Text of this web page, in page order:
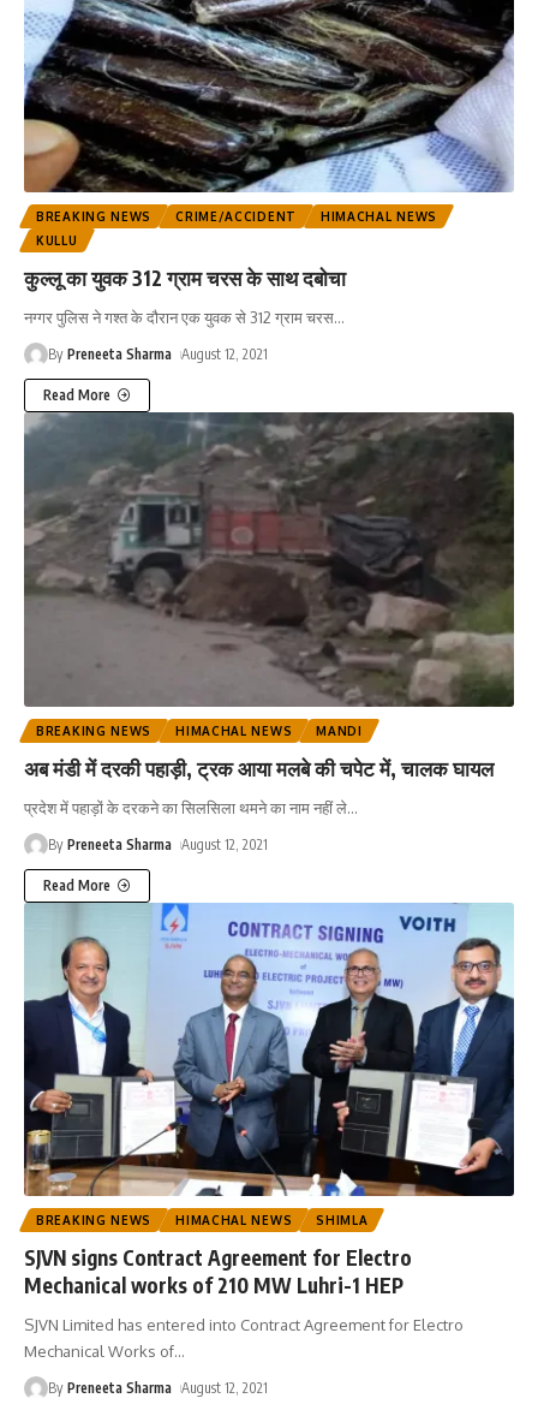
BREAKING NEWS CRIME/ACCIDENT
HIMACHAL NEWS
KULLU
कुल्लू का युवक 312 ग्राम चरस के साथ दबाेचा
नग्गर पुलिस ने गश्त के दाैरान एक युवक से 312 ग्राम चरस…
By Preneeta Sharma August 12, 2021
Read More
BREAKING NEWS HIMACHAL NEWS MANDI
अब मंडी में दरकी पहाड़ी, ट्रक आया मलबे की चपेट में, चालक घायल
प्रदेश में पहाड़ों के दरकने का सिलसिला थमने का नाम नहीं ले…
By Preneeta Sharma August 12, 2021
Read More
BREAKING NEWS HIMACHAL NEWS SHIMLA
SJVN signs Contract Agreement for Electro
Mechanical works of 210 MW Luhri-1 HEP
SJVN Limited has entered into Contract Agreement for Electro
Mechanical Works of…
By Preneeta Sharma August 12, 2021